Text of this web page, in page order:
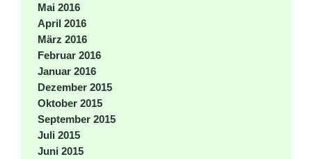
Mai 2016
April 2016
März 2016
Februar 2016
Januar 2016
Dezember 2015
Oktober 2015
September 2015
Juli 2015
Juni 2015